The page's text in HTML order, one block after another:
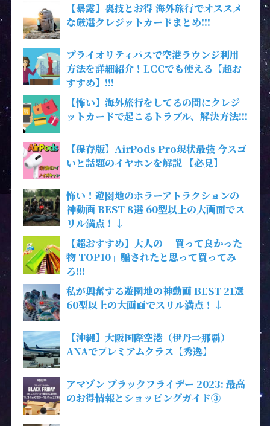
【暴露】裏技とお得 海外旅行でオススメ
な厳選クレジットカードまとめ!!!
プライオリティパスで空港ラウンジ利用
方法を詳細紹介！LCCでも使える【超お
すすめ】!!!
【怖い】海外旅行をしてるの間にクレジ
ットカードで起こるトラブル、解決方法!!!
【保存版】AirPods Pro現状最強 今スゴ
いと話題のイヤホンを解説 【必見】
怖い！遊園地のホラーアトラクションの
神動画 BEST 8選 60型以上の大画面でス
リル満点！↓
【超おすすめ】大人の「 買って良かった
物 TOP10」騙されたと思って買ってみ
ろ!!!
私が興奮する遊園地の神動画 BEST 21選
60型以上の大画面でスリル満点！↓
【沖縄】大阪国際空港（伊丹⇒那覇）
ANAでプレミアムクラス【秀逸】
アマゾン ブラックフライデー 2023: 最高
のお得情報とショッピングガイド③